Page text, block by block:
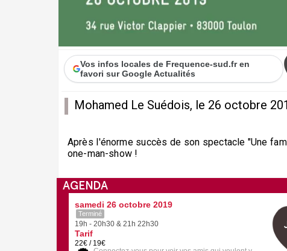
Vos infos locales de Frequence-sud.fr en
favori sur Google Actualités
Mohamed Le Suédois, le 26 octobre
Après l'énorme succès de son spectacle "Une
one-man-show !
AGENDA
samedi 26 octobre 2019
Terminé
19h - 20h30 & 21h 22h30
Tarif
22€ / 19€